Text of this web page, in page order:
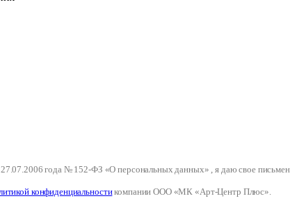
27.07.2006 года № 152-ФЗ «О персональных данных» , я даю свое
конфиденциальностикомпании ООО «МК «Арт-Центр Плюс».